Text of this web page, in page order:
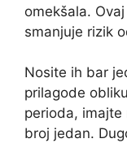
omekšala.
smanjuje rizik
Nosite ih bar
prilagode
perioda,
broj jedan.